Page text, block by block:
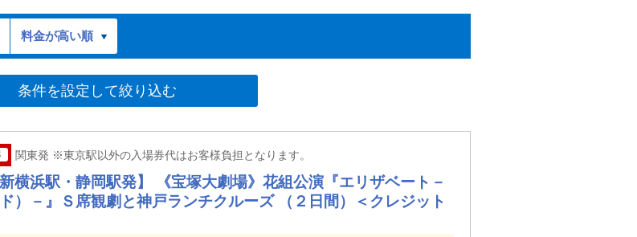
料金が高い順
条件を設定して絞り込む
関東発 ※東京駅以外の入場券代はお客様負担となります。
横浜駅・静岡駅発】 《宝塚大劇場》花組公演『エリザベート－
）－』Ｓ席観劇と神戸ランチクルーズ （２日間）＜クレジット